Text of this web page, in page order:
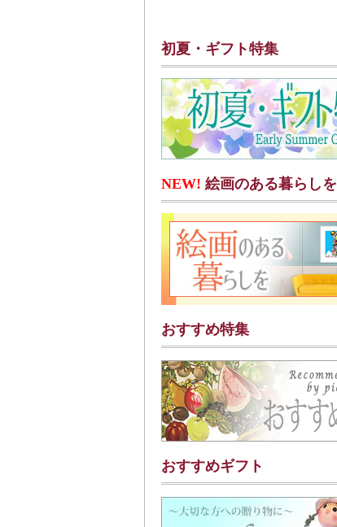
初夏・ギフト特集
NEW! 絵画のある暮らしを
おすすめ特集
おすすめギフト